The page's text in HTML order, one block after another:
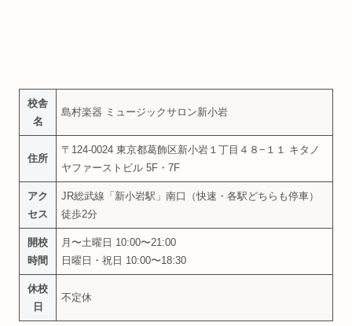
校舎
名
島村楽器 ミュージックサロン新小岩
住所
〒124-0024 東京都葛飾区新小岩１丁目４８−１１ キタノ
ヤファーストビル 5F・7F
アク
セス
JR総武線「新小岩駅」南口（快速・各駅どちらも停車）
徒歩2分
開校
時間
月〜土曜日 10:00〜21:00
日曜日・祝日 10:00〜18:30
休校
日
不定休